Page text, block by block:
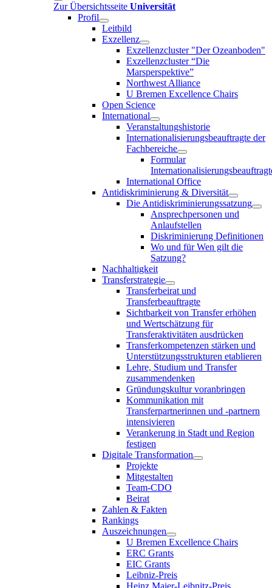
Zur Übersichtsseite Universität
Profil
Leitbild
Exzellenz
Exzellenzcluster "Der Ozeanboden"
Exzellenzcluster “Die
Marsperspektive”
Northwest Alliance
U Bremen Excellence Chairs
Open Science
International
Veranstaltungshistorie
Internationalisierungsbeauftragte der
Fachbereiche
Formular
International Office
Antidiskriminierung & Diversität
Die Antidiskriminierungssatzung
Ansprechpersonen und
Anlaufstellen
Diskriminierung Definitionen
Wo und für Wen gilt die
Satzung?
Nachhaltigkeit
Transferstrategie
Transferbeirat und
Transferbeauftragte
Sichtbarkeit von Transfer erhöhen
und Wertschätzung für
Transferaktivitäten ausdrücken
Transferkompetenzen stärken und
Unterstützungsstrukturen etablieren
Lehre, Studium und Transfer
zusammendenken
Gründungskultur voranbringen
Kommunikation mit
Transferpartnerinnen und -partnern
intensivieren
Verankerung in Stadt und Region
festigen
Digitale Transformation
Projekte
Mitgestalten
Team-CDO
Beirat
Zahlen & Fakten
Rankings
Auszeichnungen
U Bremen Excellence Chairs
ERC Grants
EIC Grants
Leibniz-Preis
Heinz Maier-Leibnitz-Preis